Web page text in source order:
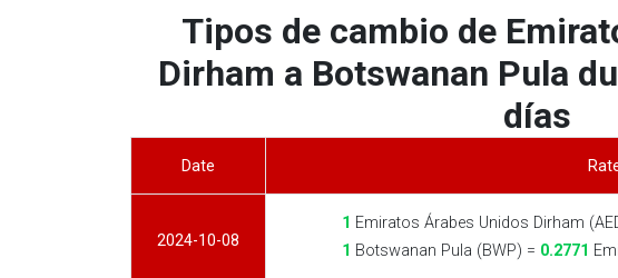
Tipos de cambio de
Dirham a Botswanan Pula
días
Date
2024-10-08
1 Emiratos Árabes Unidos Dirham
1 Botswanan Pula (BWP) = 0.2771